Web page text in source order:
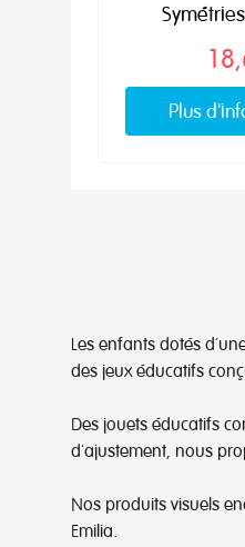
Plus
Les enfants dotés
des jeux éducatifs
Des jouets éducatifs
d'ajustement, nous
Nos produits visuels
Emilia.